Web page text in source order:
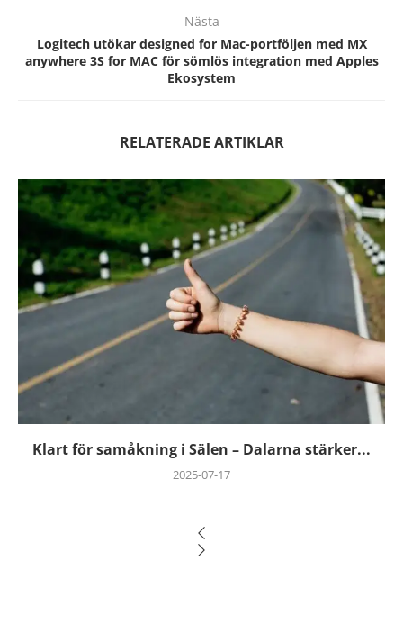
Nästa
Logitech utökar designed for Mac-portföljen med MX
anywhere 3S for MAC för sömlös integration med Apples
Ekosystem
RELATERADE ARTIKLAR
Klart för samåkning i Sälen – Dalarna stärker...
2025-07-17